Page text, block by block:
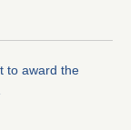
to award the